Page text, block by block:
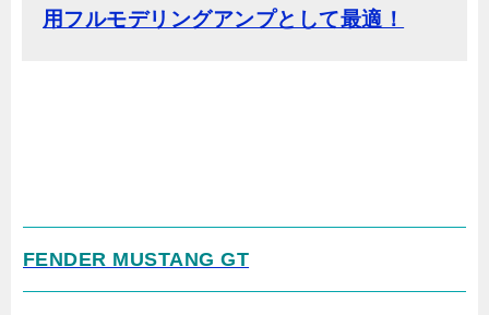
用フルモデリングアンプとして最適！
FENDER MUSTANG GT